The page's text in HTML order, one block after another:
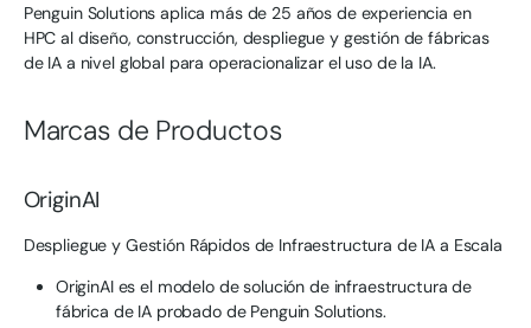
Penguin Solutions aplica más de 25 años de experiencia en
HPC al diseño, construcción, despliegue y gestión de fábricas
de IA a nivel global para operacionalizar el uso de la IA.
Marcas de Productos
OriginAI
Despliegue y Gestión Rápidos de Infraestructura de IA a Escala
OriginAI es el modelo de solución de infraestructura de
fábrica de IA probado de Penguin Solutions.